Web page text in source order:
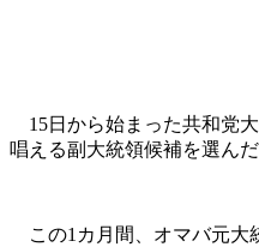
15日から始まった共和党
唱える副大統領候補を選ん
この1カ月間、オマバ元大